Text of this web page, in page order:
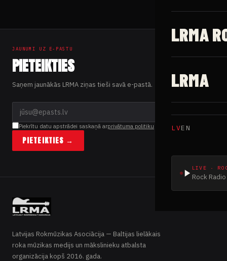
LRMA
LRMA
LVEN
LIVE ·
Rock
JAUNUMI UZ E-PASTU
PIETEIKTIES
Saņem jaunākās LRMA ziņas tieši savā e-pastā.
Piekrītu datu apstrādei saskaņā arprivātuma politiku
PIETEIKTIES →
Latvijas Rokmūzikas Asociācija — Baltijas lielākais
roka mūzikas medijs un mākslinieku atbalsta
organizācija kopš 2016. gada.